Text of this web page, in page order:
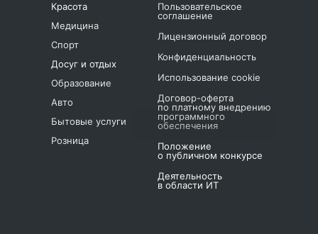
Медицина
Спорт
Розница
Красота
Авто
Образование
Бытовые услуги
Досуг и отдых
Пользовательское
соглашение
Лицензионный договор
Использование cookie
Конфиденциальность
Договор-оферта
по платному внедрению
программного
обеспечения
Положение
о публичном конкурсе
Деятельность
в области ИТ